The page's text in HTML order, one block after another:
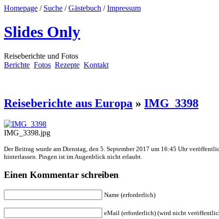
Homepage / Suche /Gästebuch /Impressum
Slides Only
Reiseberichte und Fotos
Berichte Fotos Rezepte Kontakt
Reiseberichte aus Europa » IMG_3398
IMG_3398.jpg
Der Beitrag wurde am Dienstag, den 5. September 2017 um 16:45 Uhr
hinterlassen. Pingen ist im Augenblick nicht erlaubt.
Einen Kommentar schreiben
Name (erforderlich)
eMail (erforderlich) (wird nicht